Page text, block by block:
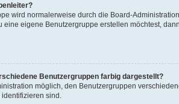
wird normalerweise durch die Board-
eine eigene Benutzergruppe erstellen möchtest,
Benutzergruppen farbig dargestellt?
möglich, den Benutzergruppen
sind.